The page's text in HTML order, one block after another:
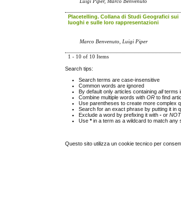
Luigi Piper, Marco Benvenuto
Placetelling. Collana di Studi Geografici sui
luoghi e sulle loro rappresentazioni
Marco Benvenuto, Luigi Piper
1 - 10 of 10 Items
Search tips:
Search terms are case-insensitive
Common words are ignored
By default only articles containingallterms
Combine multiple words withOR to find
Use parentheses to create more complex
Search for an exact phrase by putting it in
Exclude a word by prefixing it with- orNOT
Use*in a term as a wildcard to match
Questo sito utilizza un cookie tecnico per